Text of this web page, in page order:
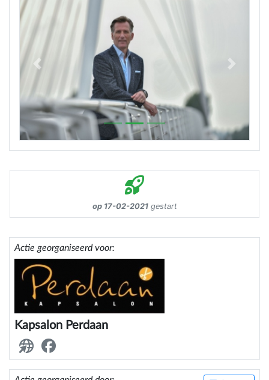
Previous Next
op 17-02-2021gestart
Actie georganiseerd voor:
Kapsalon Perdaan